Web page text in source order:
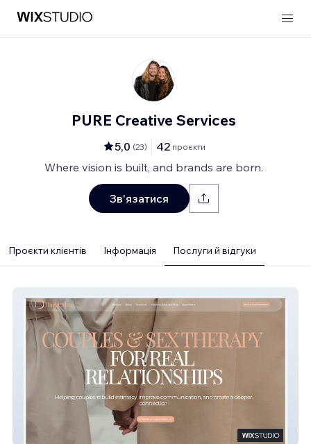
PURE Creative Services
5,0 (23) 42 проєкти
Where vision is built, and brands are born.
Зв'язатися
Проєкти клієнтів Інформація Послуги й відгуки